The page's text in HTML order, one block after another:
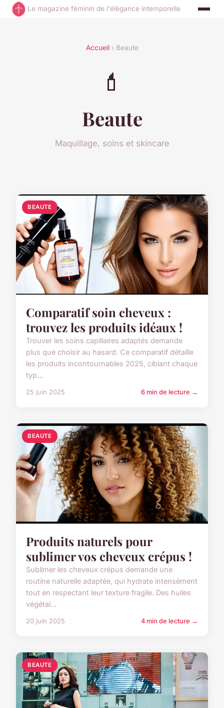
Le magazine féminin de l'élégance intemporelle
Accueil› Beaute
💄
Beaute
Maquillage, soins et skincare
BEAUTE
Comparatif soin cheveux :
trouvez les produits idéaux !
Trouver les soins capillaires adaptés demande
plus que choisir au hasard. Ce comparatif détaille
les produits incontournables 2025, ciblant chaque
typ...
25 juin 2025 6 min de lecture →
BEAUTE
Produits naturels pour
sublimer vos cheveux crépus !
Sublimer les cheveux crépus demande une
routine naturelle adaptée, qui hydrate intensément
tout en respectant leur texture fragile. Des huiles
végétal...
20 juin 2025 4 min de lecture →
BEAUTE